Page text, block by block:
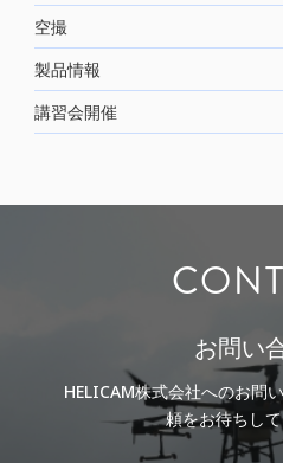
空撮
製品情報
講習会開催
お問い
HELICAM株式会社へのお問
頼をお待ちし